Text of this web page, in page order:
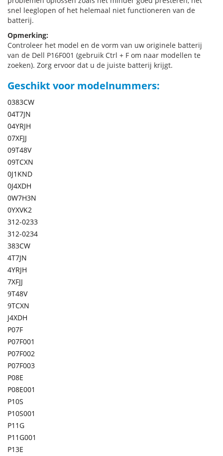
snel leeglopen of het helemaal niet functioneren van de
batterij.
Opmerking:
Controleer het model en de vorm van uw originele batterij
van de Dell P16F001 (gebruik Ctrl + F om naar modellen te
zoeken). Zorg ervoor dat u de juiste batterij krijgt.
Geschikt voor modelnummers:
0383CW
04T7JN
04YRJH
07XFJJ
09T48V
09TCXN
0J1KND
0J4XDH
0W7H3N
0YXVK2
312-0233
312-0234
383CW
4T7JN
4YRJH
7XFJJ
9T48V
9TCXN
J4XDH
P07F
P07F001
P07F002
P07F003
P08E
P08E001
P10S
P10S001
P11G
P11G001
P13E